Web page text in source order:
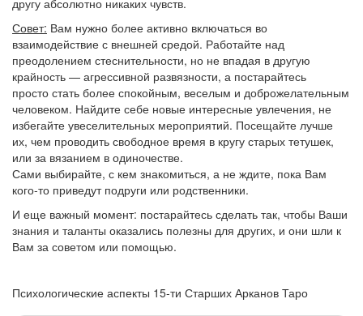
Совет: Вам нужно более активно включаться во
взаимодействие с внешней средой. Работайте над
преодолением стеснительности, но не впадая в другую
крайность — агрессивной развязности, а постарайтесь
просто стать более спокойным, веселым и доброжелательным
человеком. Найдите себе новые интересные увлечения, не
избегайте увеселительных мероприятий. Посещайте лучше
их, чем проводить свободное время в кругу старых тетушек,
или за вязанием в одиночестве.
Сами выбирайте, с кем знакомиться, а не ждите, пока Вам
кого-то приведут подруги или родственники.
И еще важный момент: постарайтесь сделать так, чтобы Ваши
знания и таланты оказались полезны для других, и они шли к
Вам за советом или помощью.
Психологические аспекты 15-ти Старших Арканов Таро